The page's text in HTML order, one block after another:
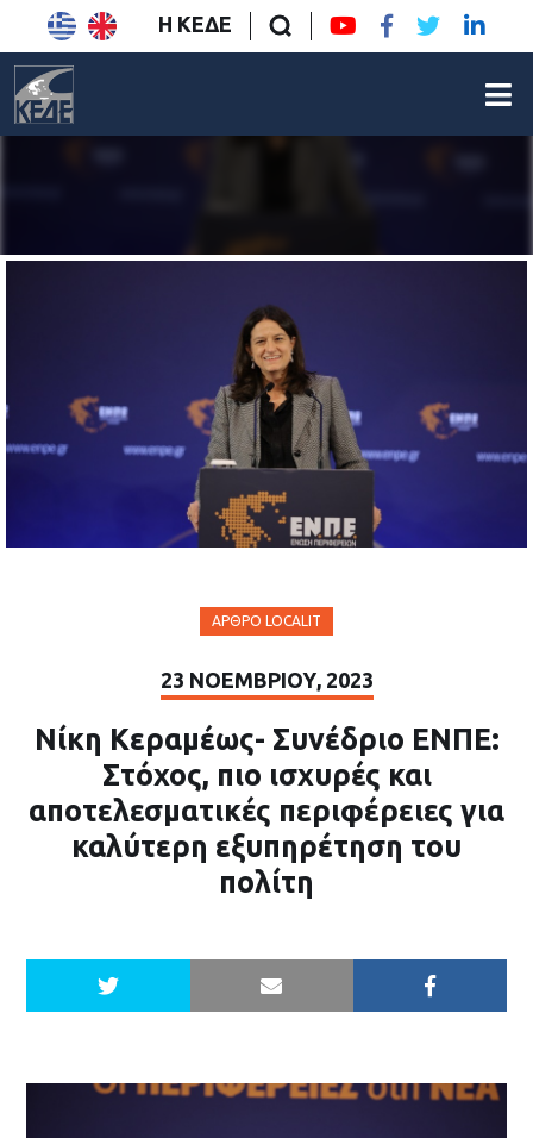
Η ΚΕΔΕ
ΆΡΘΡΟ LOCALIT
23 ΝΟΕΜΒΡΊΟΥ, 2023
Νίκη Κεραμέως- Συνέδριο ΕΝΠΕ:
Στόχος, πιο ισχυρές και
αποτελεσματικές περιφέρειες για
καλύτερη εξυπηρέτηση του
πολίτη